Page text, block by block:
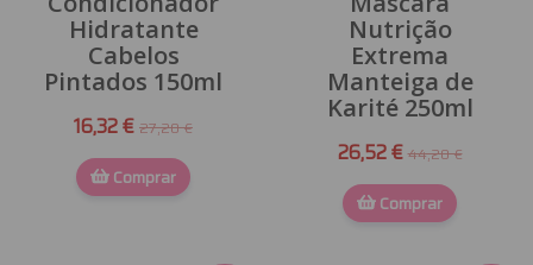
Hidratante
Cabelos
Pintados 150ml
16,32 € 27,20 €
Comprar
Nutrição
Extrema
Manteiga de
Karité 250ml
26,52 €44,20 €
Comprar